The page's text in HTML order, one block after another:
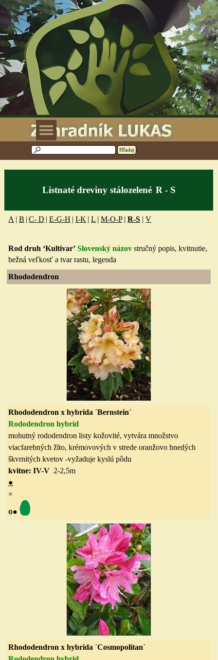
Prejsť na obsah
Hľadaj
Preskočiť menu
Listnaté dreviny stálozelené R - S
A | B | C- D | E-G-H | I-K | L | M-O-P | R-S | V
Rod druh ‘Kultivar’ Slovenský názov stručný popis, kvitnutie,
bežná veľkosť a tvar rastu, legenda
Rhododendron
Rhododendron x hybrida ´Bernstein´
Rododendron hybrid
mohutný rododendron listy kožovité, vytvára množstvo
viacfarebných žlto, krémovových v strede oranžovo hnedých
škvrnitých kvetov -vyžaduje kyslú pôdu
kvitne: IV-V 2-2,5m
●
×
ө●
Rhododendron x hybrida ´Cosmopolitan´